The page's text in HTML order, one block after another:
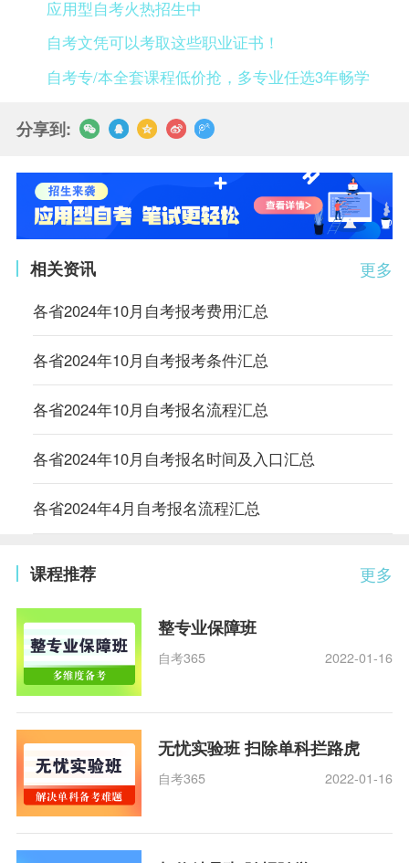
应用型自考火热招生中
自考文凭可以考取这些职业证书！
自考专/本全套课程低价抢，多专业任选3年畅学
分享到:
更多
相关资讯
各省2024年10月自考报考费用汇总
各省2024年10月自考报考条件汇总
各省2024年10月自考报名流程汇总
各省2024年10月自考报名时间及入口汇总
各省2024年4月自考报名流程汇总
更多
课程推荐
整专业保障班
自考365 2022-01-16
无忧实验班 扫除单科拦路虎
自考365 2022-01-16